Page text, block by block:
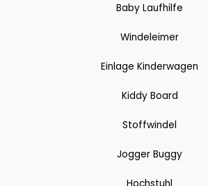
Baby Laufhilfe
Windeleimer
Einlage Kinderwagen
Kiddy Board
Stoffwindel
Jogger Buggy